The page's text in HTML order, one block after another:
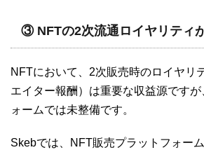
③ NFTの2次流通ロイヤリティ
NFTにおいて、2次販売時のロイヤリ
エイター報酬）は重要な収益源です
ォームでは未整備です。
Skebでは、NFT販売プラットフォー